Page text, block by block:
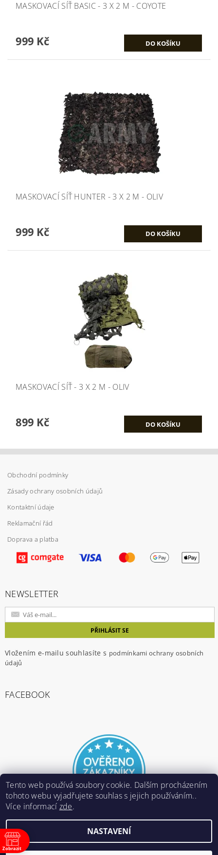
MASKOVACÍ SÍŤ BASIC - 3 X 2 M - COYOTE
999 Kč
MASKOVACÍ SÍŤ HUNTER - 3 X 2 M - OLIV
999 Kč
MASKOVACÍ SÍŤ - 3 X 2 M - OLIV
899 Kč
Obchodní podmínky
Zásady ochrany osobních údajů
Kontaktní údaje
Reklamační řád
Doprava a platba
NEWSLETTER
Vložením e-mailu souhlasíte s podmínkami ochrany osobních
údajů
FACEBOOK
E-ARMY.cz, všechna práva vyhrazena
Vytvořil Shoptet
Zobrazit
Tento web používá soubory cookie. Dalším procházením
tohoto webu vyjadřujete souhlas s jejich používáním..
Více informací zde.
NASTAVENÍ